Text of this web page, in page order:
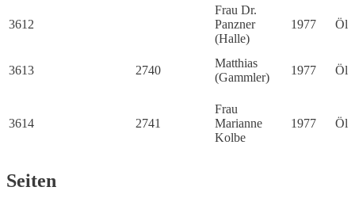
3612
Frau Dr.
Panzner
(Halle)
1977 Öl
3613 2740
Matthias
(Gammler)
1977 Öl
3614 2741
Frau
Marianne
Kolbe
1977 Öl
Seiten